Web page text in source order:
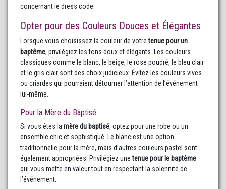
concernant le dress code.
Opter pour des Couleurs Douces et Élégantes
Lorsque vous choisissez la couleur de votretenue pour un
baptême, privilégiez les tons doux et élégants. Les couleurs
classiques comme le blanc, le beige, le rose poudré, le bleu clair
et le gris clair sont des choix judicieux. Évitez les couleurs vives
ou criardes qui pourraient détourner l’attention de l’événement
lui-même.
Pour la Mère du Baptisé
Si vous êtes la mère du baptisé, optez pour une robe ou un
ensemble chic et sophistiqué. Le blanc est une option
traditionnelle pour la mère, mais d’autres couleurs pastel sont
également appropriées. Privilégiez unetenue pour le baptême
qui vous mette en valeur tout en respectant la solennité de
l’événement.